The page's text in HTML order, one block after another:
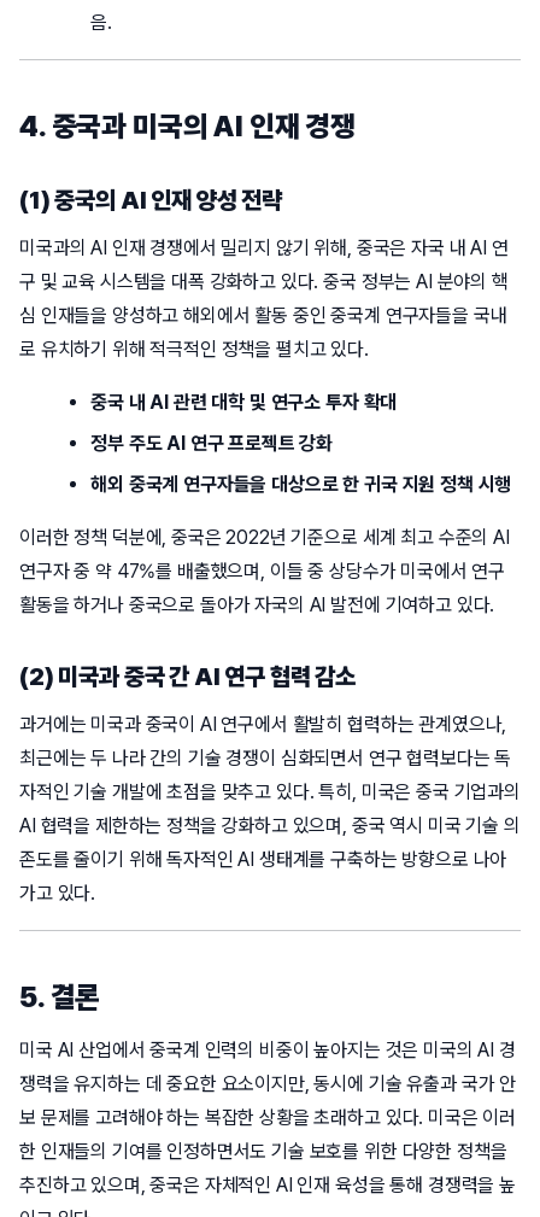
음.
4. 중국과 미국의 AI 인재 경쟁
(1) 중국의 AI 인재 양성 전략
미국과의 AI 인재 경쟁에서 밀리지 않기 위해, 중국은 자국 내 AI 연
구 및 교육 시스템을 대폭 강화하고 있다. 중국 정부는 AI 분야의 핵
심 인재들을 양성하고 해외에서 활동 중인 중국계 연구자들을 국내
로 유치하기 위해 적극적인 정책을 펼치고 있다.
중국 내 AI 관련 대학 및 연구소 투자 확대
정부 주도 AI 연구 프로젝트 강화
해외 중국계 연구자들을 대상으로 한 귀국 지원 정책 시행
이러한 정책 덕분에, 중국은 2022년 기준으로 세계 최고 수준의 AI
연구자 중 약 47%를 배출했으며, 이들 중 상당수가 미국에서 연구
활동을 하거나 중국으로 돌아가 자국의 AI 발전에 기여하고 있다.
(2) 미국과 중국 간 AI 연구 협력 감소
과거에는 미국과 중국이 AI 연구에서 활발히 협력하는 관계였으나,
최근에는 두 나라 간의 기술 경쟁이 심화되면서 연구 협력보다는 독
자적인 기술 개발에 초점을 맞추고 있다. 특히, 미국은 중국 기업과의
AI 협력을 제한하는 정책을 강화하고 있으며, 중국 역시 미국 기술 의
존도를 줄이기 위해 독자적인 AI 생태계를 구축하는 방향으로 나아
가고 있다.
5. 결론
미국 AI 산업에서 중국계 인력의 비중이 높아지는 것은 미국의 AI 경
쟁력을 유지하는 데 중요한 요소이지만, 동시에 기술 유출과 국가 안
보 문제를 고려해야 하는 복잡한 상황을 초래하고 있다. 미국은 이러
한 인재들의 기여를 인정하면서도 기술 보호를 위한 다양한 정책을
추진하고 있으며, 중국은 자체적인 AI 인재 육성을 통해 경쟁력을 높